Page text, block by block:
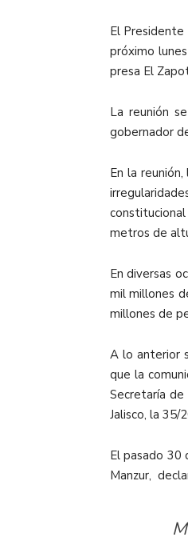
El Presidente
próximo
presa El
La reunión
gobernador
En la
metros de
En diversas
mil millones
millones de
A lo anterior
que la
Secretaría
Jalisco, la
El pasado 30
Manzur,